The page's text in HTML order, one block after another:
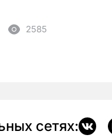
2585
сетях: